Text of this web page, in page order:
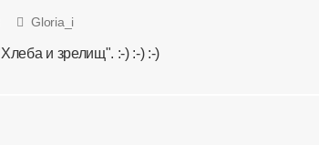
Gloria_i
и зрелищ". :-) :-) :-)